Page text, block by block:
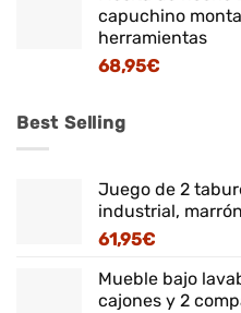
capuchino
herramientas
68,95€
Best Selling
Juego de 2
industrial,
61,95€
Mueble bajo
cajones y 2